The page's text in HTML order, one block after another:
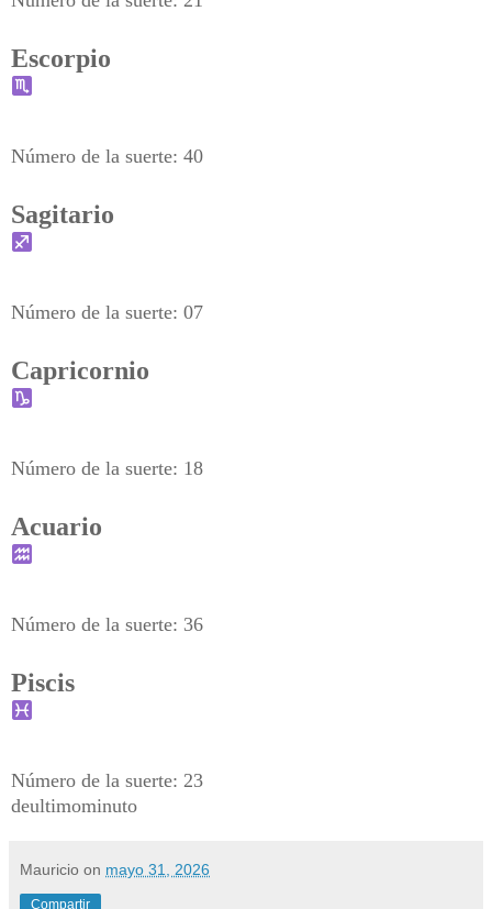
Escorpio
Número de la suerte: 40
Sagitario
Número de la suerte: 07
Capricornio
Número de la suerte: 18
Acuario
Número de la suerte: 36
Piscis
Número de la suerte: 23
deultimominuto
Mauricio on mayo 31, 2026
Compartir